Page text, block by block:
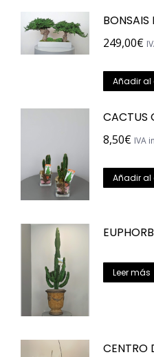
BONSAIS
249,00€
Añadir al
CACTUS
8,50€ IVA
Añadir al
Leer más
CENTRO